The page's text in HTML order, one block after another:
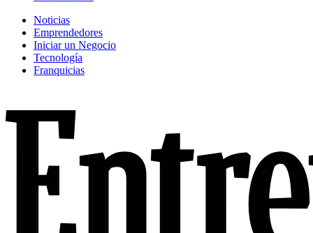
Noticias
Emprendedores
Iniciar un Negocio
Tecnología
Franquicias